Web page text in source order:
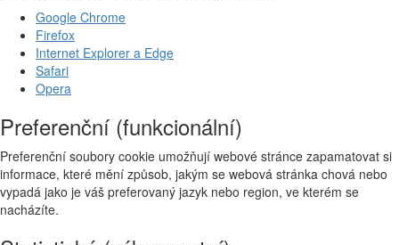
Google Chrome
Firefox
Internet Explorer a Edge
Safari
Opera
Preferenční (funkcionální)
Preferenční soubory cookie umožňují webové stránce zapamatovat si
informace, které mění způsob, jakým se webová stránka chová nebo
vypadá jako je váš preferovaný jazyk nebo region, ve kterém se
nacházíte.